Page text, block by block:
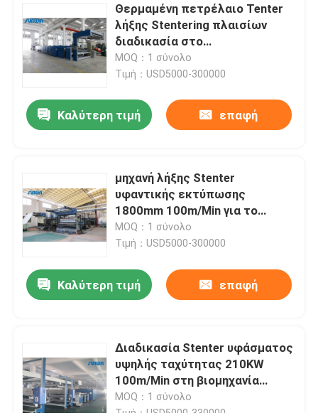
Θερμαμένη πετρέλαιο Tenter
λήξης Stentering πλαισίων
διαδικασία στο
κλωστοϋφαντουργικό προϊόν 5
- 100m/Min
MOQ：1 σύνολο
Τιμή：USD5000-300000
Καλύτερη τιμή επαφή
μηχανή λήξης Stenter
υφαντικής εκτύπωσης
1800mm 100m/Min για το
υφαμένο τυπωμένο ύφασμα
MOQ：1 σύνολο
Τιμή：USD5000-300000
Καλύτερη τιμή επαφή
Διαδικασία Stenter υφάσματος
υψηλής ταχύτητας 210KW
100m/Min στη βιομηχανία
κλωστοϋφαντουργίας 2800mm
MOQ：1 σύνολο